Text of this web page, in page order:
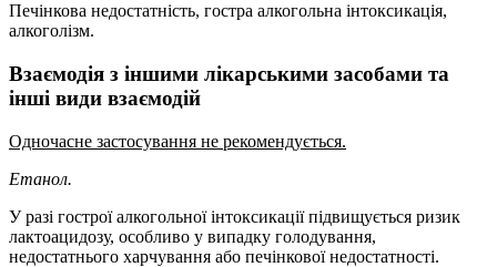
Печінкова недостатність, гостра алкогольна інтоксикація,
алкоголізм.
Взаємодія з іншими лікарськими засобами та
інші види взаємодій
Одночасне застосування не рекомендується.
Етанол.
У разі гострої алкогольної інтоксикації підвищується ризик
лактоацидозу, особливо у випадку голодування,
недостатнього харчування або печінкової недостатності.